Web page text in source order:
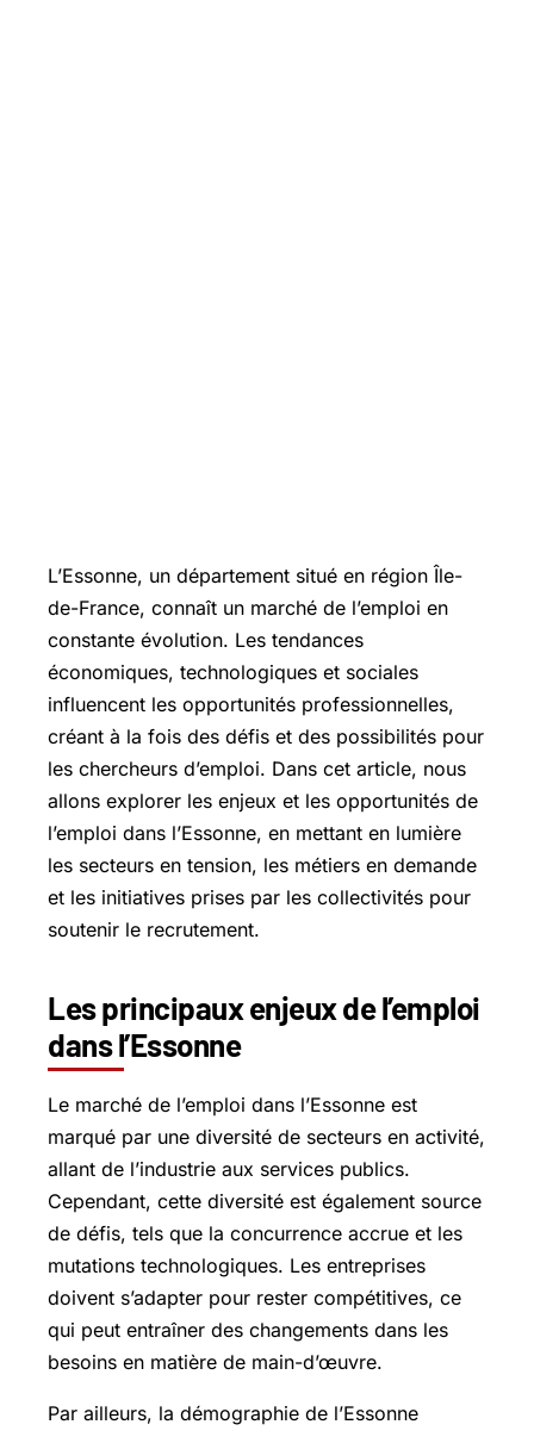
L’Essonne, un département situé en région Île-
de-France, connaît un marché de l’emploi en
constante évolution. Les tendances
économiques, technologiques et sociales
influencent les opportunités professionnelles,
créant à la fois des défis et des possibilités pour
les chercheurs d’emploi. Dans cet article, nous
allons explorer les enjeux et les opportunités de
l’emploi dans l’Essonne, en mettant en lumière
les secteurs en tension, les métiers en demande
et les initiatives prises par les collectivités pour
soutenir le recrutement.
Les principaux enjeux de l’emploi
dans l’Essonne
Le marché de l’emploi dans l’Essonne est
marqué par une diversité de secteurs en activité,
allant de l’industrie aux services publics.
Cependant, cette diversité est également source
de défis, tels que la concurrence accrue et les
mutations technologiques. Les entreprises
doivent s’adapter pour rester compétitives, ce
qui peut entraîner des changements dans les
besoins en matière de main-d’œuvre.
Par ailleurs, la démographie de l’Essonne